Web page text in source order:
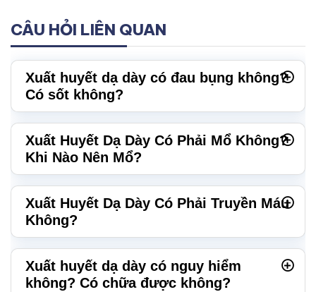
CÂU HỎI LIÊN QUAN
Xuất huyết dạ dày có đau bụng không?
Có sốt không?
Xuất Huyết Dạ Dày Có Phải Mổ Không?
Khi Nào Nên Mổ?
Xuất Huyết Dạ Dày Có Phải Truyền Máu
Không?
Xuất huyết dạ dày có nguy hiểm
không? Có chữa được không?